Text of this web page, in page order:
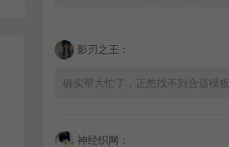
影刃之王：
确实帮大忙了，正愁找不到合适模板
神经织网：